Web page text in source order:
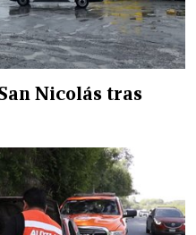
Nicolás tras